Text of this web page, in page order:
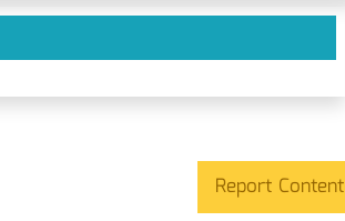
Report Content